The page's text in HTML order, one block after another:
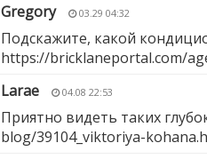
Gregory 03.29 04:32
Подскажите, какой
https://bricklaneportal.com/
Larae
04.08 22:53
Приятно видеть таких
blog/39104_viktoriya-